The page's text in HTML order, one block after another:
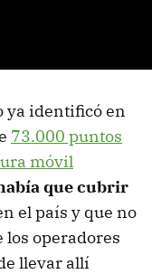
ya identificó en
73.000 puntos
móvil
que cubrir
el país y que no
los operadores
llevar allí